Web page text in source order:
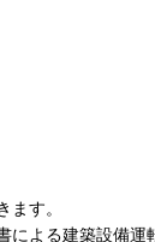
ます。
による建築設備